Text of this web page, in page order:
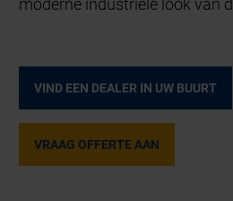
moderne industriële look van
VIND EEN DEALER IN UW BUURT
VRAAG OFFERTE AAN